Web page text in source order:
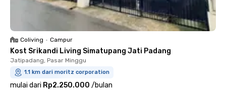
Coliving • Campur
Kost Srikandi Living Simatupang Jati Padang
Jatipadang, Pasar Minggu
1.1 km dari moritz corporation
mulai dari Rp2.250.000 /bulan